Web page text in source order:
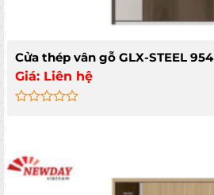
Cửa thép vân gỗ GLX-STEEL 954
Giá: Liên hệ
of
5